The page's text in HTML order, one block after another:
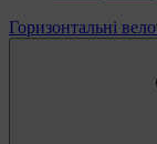
Горизонтальні